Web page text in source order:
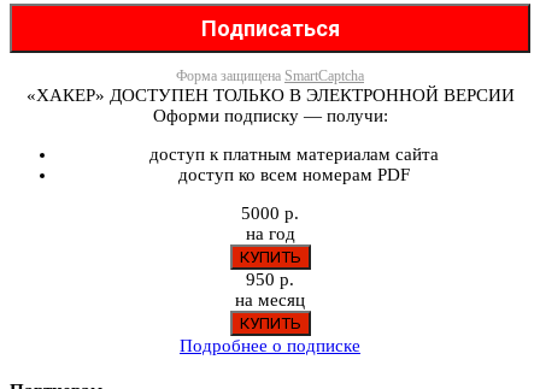
Форма защищена SmartCaptcha
«ХАКЕР» ДОСТУПЕН ТОЛЬКО В ЭЛЕКТРОННОЙ ВЕРСИИ
Оформи подписку — получи:
доступ к платным материалам сайта
доступ ко всем номерам PDF
5000 р.
на год
950 р.
на месяц
Подробнее о подписке